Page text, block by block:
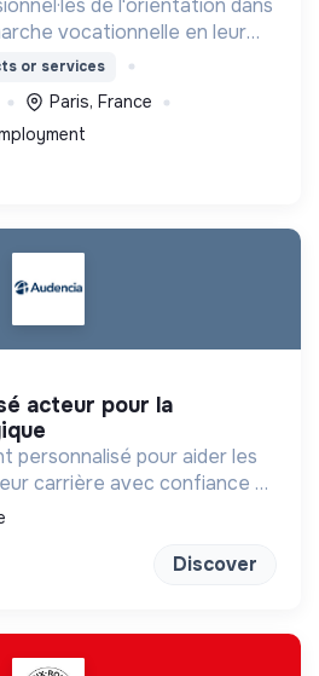
de l'orientation dans
vocationnelle en leur
de découverte des métiers
or services
Paris, France
personnalisé pour aider les
carrière avec confiance et
Discover